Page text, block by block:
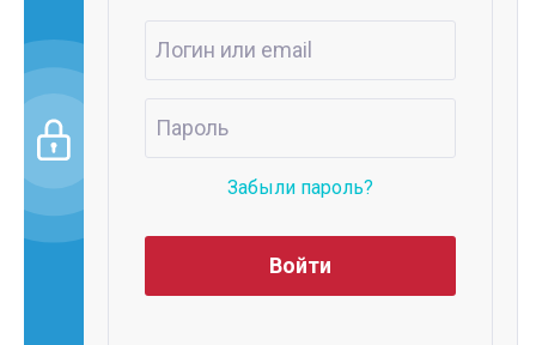
Забыли пароль?